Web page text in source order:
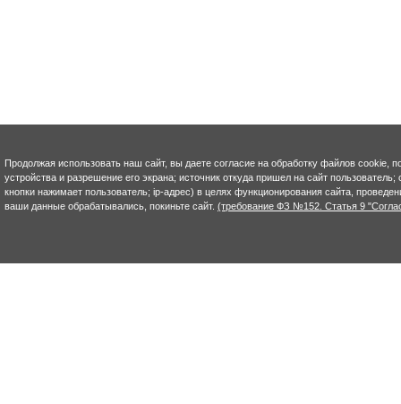
Продолжая использовать наш сайт, вы даете согласие на обработку файлов cookie,
устройства и разрешение его экрана; источник откуда пришел на сайт
кнопки нажимает пользователь; ip-адрес) в целях функционирования сайта,
ваши данные обрабатывались, покиньте сайт. (требование ФЗ №152. Статья 9